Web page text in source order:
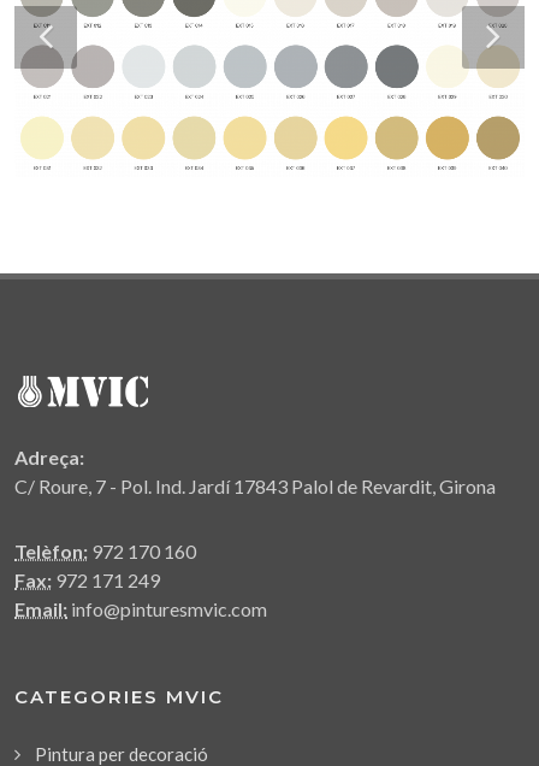
Adreça:
C/ Roure, 7 - Pol. Ind. Jardí 17843 Palol de Revardit, Girona
Telèfon: 972 170 160
Fax: 972 171 249
Email: info@pinturesmvic.com
CATEGORIES MVIC
Pintura per decoració